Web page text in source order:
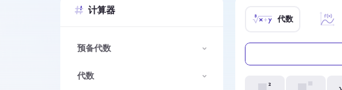
计算器
预备代数
代数
代数